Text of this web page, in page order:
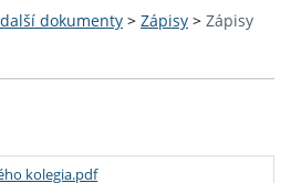
dokumenty > Zápisy > Zápisy
kolegia.pdf